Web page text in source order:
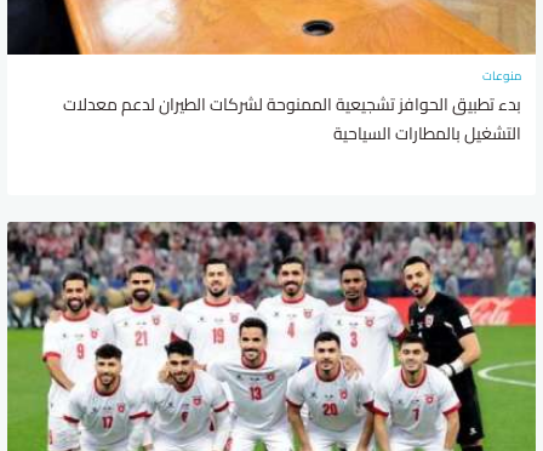
منوعات
بدء تطبيق الحوافز تشجيعية الممنوحة لشركات الطيران لدعم معدلات
التشغيل بالمطارات السياحية